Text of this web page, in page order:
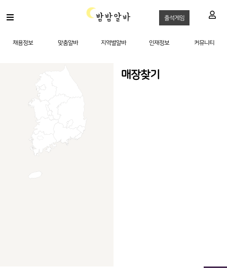
출석게임
채용정보 맞춤알바 지역별알바 인재정보 커뮤니티
매장찾기